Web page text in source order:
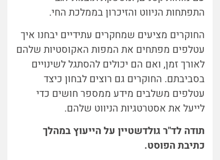
התפתחות הניווט והזיכרון בממלכת החי.
החוקרים מציעים שמחקרים עתידיים יבחנו איך
עטלפים מפתחים את המפות האקוסטיות שלהם
לאורך זמן, ואם הם יכולים להסתגל לשינויים
בסביבתם. החוקרים גם רוצים לבחון כיצד
עטלפים משלבים מידע ממספר חושים כדי
לייעל את אסטרטגיות הניווט שלהם.
תודה לד"ר גולדשטיין על הייעוץ במהלך
כתיבת הפוסט.